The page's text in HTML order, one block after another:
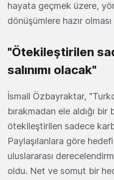
hayata geçmek üzere,
dönüşümlere hazır
"Ötekileştirilen
salınımı olacak"
İsmail Özbayraktar,
bırakmadan ele aldığı bir
ötekileştirilen sadece
Paylaşılanlara göre
uluslararası
oldu. Net ve somut bir